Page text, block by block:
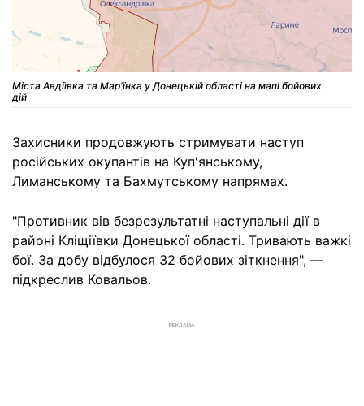
Міста Авдіївка та Мар'їнка у Донецькій області на мапі бойових
дій
Захисники продовжують стримувати наступ
російських окупантів на Куп'янському,
Лиманському та Бахмутському напрямах.
"Противник вів безрезультатні наступальні дії в
районі Кліщіївки Донецької області. Тривають важкі
бої. За добу відбулося 32 бойових зіткнення", —
підкреслив Ковальов.
РЕКЛАМА